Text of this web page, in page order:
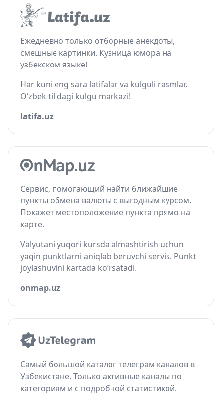
Ежедневно только отборные анекдоты,
смешные картинки. Кузница юмора на
узбекском языке!
Har kuni eng sara latifalar va kulguli rasmlar.
O‘zbek tilidagi kulgu markazi!
latifa.uz
Сервис, помогающий найти ближайшие
пункты обмена валюты с выгодным курсом.
Покажет местоположение пункта прямо на
карте.
Valyutani yuqori kursda almashtirish uchun
yaqin punktlarni aniqlab beruvchi servis. Punkt
joylashuvini kartada ko‘rsatadi.
onmap.uz
Самый большой каталог телеграм каналов в
Узбекистане. Только активные каналы по
категориям и с подробной статистикой.